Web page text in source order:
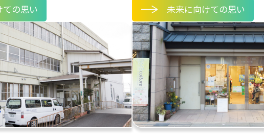
ての思い 未来に向けての思い